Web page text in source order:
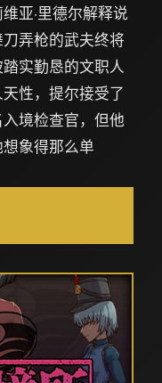
亚·里德尔解释说
弄枪的武夫终将
实勤恳的文职人
性，提尔接受了
境检查官，但他
象得那么单